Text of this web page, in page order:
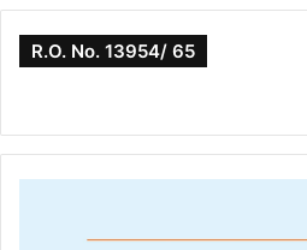
R.O. No. 13954/ 65